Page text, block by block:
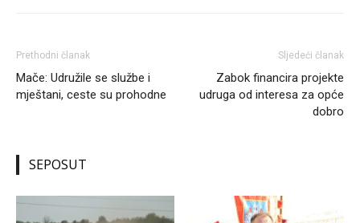
Prethodni članak
Mače: Udružile se službe i
mještani, ceste su prohodne
Sljedeći članak
Zabok financira projekte
udruga od interesa za opće
dobro
SEPOSUT